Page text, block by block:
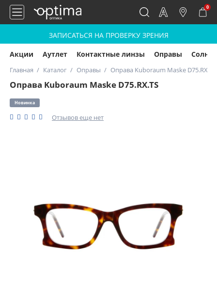
0
ЗАПИСАТЬСЯ НА ПРОВЕРКУ ЗРЕНИЯ
Акции Аутлет Контактные линзы Оправы
Главная Каталог Оправы Оправа Kuboraum Maske D75.RX.TS
Оправа Kuboraum Maske D75.RX.TS
Новинка
Отзывов еще нет